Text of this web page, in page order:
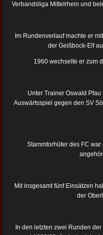
Verbandsliga Mittelrhein und
Im Rundenverlauf machte er
der Geißbock-Elf
1960 wechselte er zum
Unter Trainer Oswald
Auswärtsspiel gegen den SV
Stammtorhüter des FC
Mit insgesamt fünf Einsätzen
der
In den letzten zwei Runden